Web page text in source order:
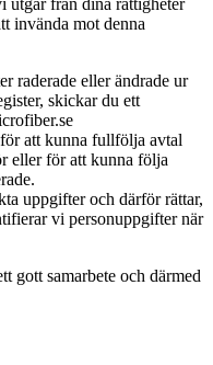
utgår från dina rättigheter
invända mot denna
raderade eller ändrade ur
skickar du ett
att kunna fullfölja avtal
eller för att kunna följa
uppgifter och därför rättar,
vi personuppgifter när
gott samarbete och därmed